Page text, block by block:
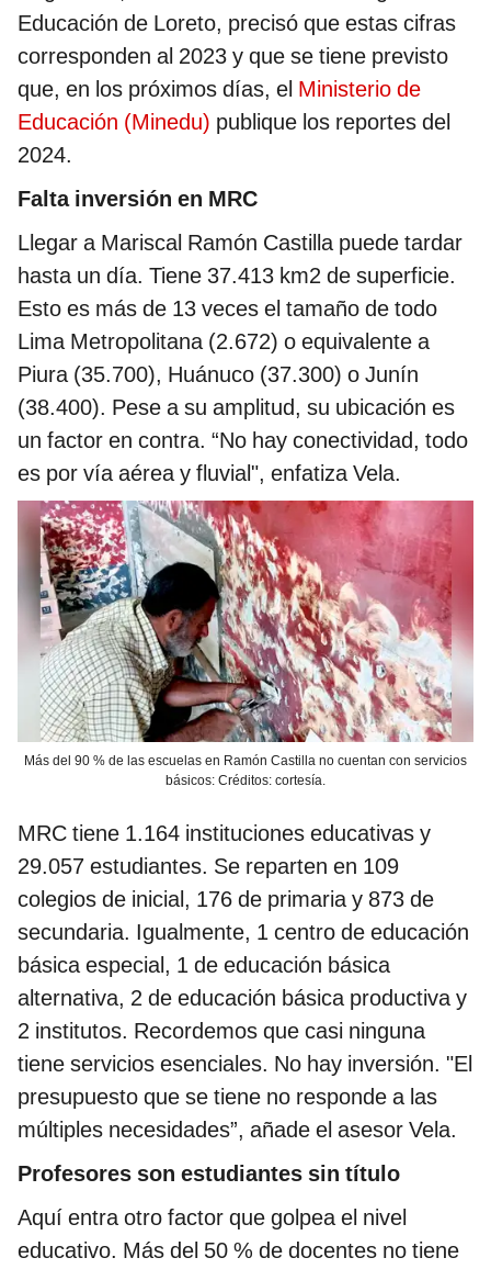
Educación de Loreto, precisó que estas cifras
corresponden al 2023 y que se tiene previsto
que, en los próximos días, el Ministerio de
Educación (Minedu) publique los reportes del
2024.
Falta inversión en MRC
Llegar a Mariscal Ramón Castilla puede tardar
hasta un día. Tiene 37.413 km2 de superficie.
Esto es más de 13 veces el tamaño de todo
Lima Metropolitana (2.672) o equivalente a
Piura (35.700), Huánuco (37.300) o Junín
(38.400). Pese a su amplitud, su ubicación es
un factor en contra. “No hay conectividad, todo
es por vía aérea y fluvial", enfatiza Vela.
Más del 90 % de las escuelas en Ramón Castilla no cuentan con servicios
básicos: Créditos: cortesía.
MRC tiene 1.164 instituciones educativas y
29.057 estudiantes. Se reparten en 109
colegios de inicial, 176 de primaria y 873 de
secundaria. Igualmente, 1 centro de educación
básica especial, 1 de educación básica
alternativa, 2 de educación básica productiva y
2 institutos. Recordemos que casi ninguna
tiene servicios esenciales. No hay inversión. "El
presupuesto que se tiene no responde a las
múltiples necesidades”, añade el asesor Vela.
Profesores son estudiantes sin título
Aquí entra otro factor que golpea el nivel
educativo. Más del 50 % de docentes no tiene